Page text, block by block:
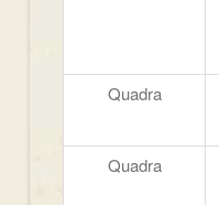
Quadra
Quadra